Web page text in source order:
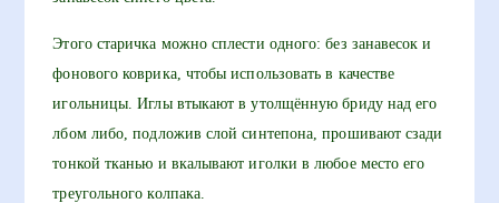
Этого старичка можно сплести одного: без занавесок и
фонового коврика, чтобы использовать в качестве
игольницы. Иглы втыкают в утолщённую бриду над его
лбом либо, подложив слой синтепона, прошивают сзади
тонкой тканью и вкалывают иголки в любое место его
треугольного колпака.